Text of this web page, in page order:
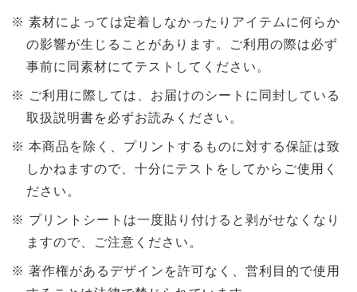
素材によっては定着しなかったりアイテムに何らか
の影響が生じることがあります。ご利用の際は必ず
事前に同素材にてテストしてください。
ご利用に際しては、お届けのシートに同封している
取扱説明書を必ずお読みください。
本商品を除く、プリントするものに対する保証は致
しかねますので、十分にテストをしてからご使用く
ださい。
プリントシートは一度貼り付けると剥がせなくなり
ますので、ご注意ください。
著作権があるデザインを許可なく、営利目的で使用